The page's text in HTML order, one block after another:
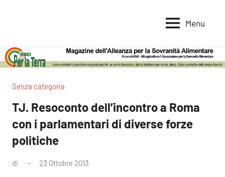
per
la
Terra
per
la
Alimentare
Menu
Senza categoria
TJ. Resoconto dell’incontro a Roma
con i parlamentari di diverse forze
politiche
di 23 Ottobre 2013